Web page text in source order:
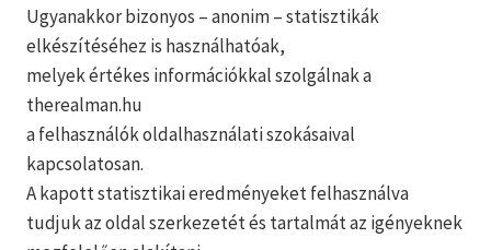
Ugyanakkor bizonyos – anonim – statisztikák
elkészítéséhez is használhatóak,
melyek értékes információkkal szolgálnak a
therealman.hu
a felhasználók oldalhasználati szokásaival
kapcsolatosan.
A kapott statisztikai eredményeket felhasználva
tudjuk az oldal szerkezetét és tartalmát az igényeknek